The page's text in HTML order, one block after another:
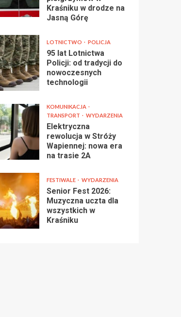
Kraśniku w drodze na
Jasną Górę
LOTNICTWO POLICJA
95 lat Lotnictwa
Policji: od tradycji do
nowoczesnych
technologii
KOMUNIKACJA
TRANSPORT
WYDARZENIA
Elektryczna
rewolucja w Stróży
Wapiennej: nowa era
na trasie 2A
FESTIWALE WYDARZENIA
Senior Fest 2026:
Muzyczna uczta dla
wszystkich w
Kraśniku